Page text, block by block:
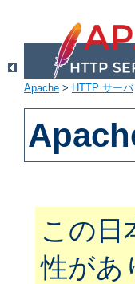
Apache > HTTP サーバ
この日
性があ